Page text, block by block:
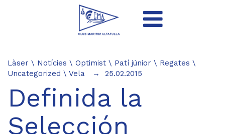
Làser \ Notícies \ Optimist \ Patí júnior \ Regates \
Uncategorized \ Vela 25.02.2015
Definida la
Selección